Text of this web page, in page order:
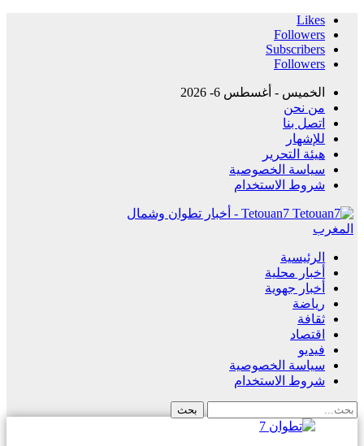
Likes
Followers
Subscribers
Followers
الخميس - أغسطس 6- 2026
من نحن
اتصل بنا
للإشهار
هيئة التحرير
سياسة الخصوصية
شروط الاستخدام
Tetouan7 - أخبار تطوان وشمال
المغرب
الرئيسية
أخبار محلية
أخبار جهوية
رياضة
ثقافة
اقتصاد
فيديو
سياسة الخصوصية
شروط الاستخدام